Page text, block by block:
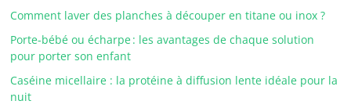
Comment laver des planches à découper en titane ou inox ?
Porte-bébé ou écharpe : les avantages de chaque solution
pour porter son enfant
Caséine micellaire : la protéine à diffusion lente idéale pour la
nuit